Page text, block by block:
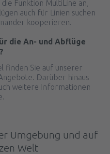
Funktion MultiLine an,
auch für Linien suchen
kooperieren.
die An- und Abflüge
finden Sie auf unserer
Darüber hinaus
weitere Informationen
Umgebung und auf
Welt